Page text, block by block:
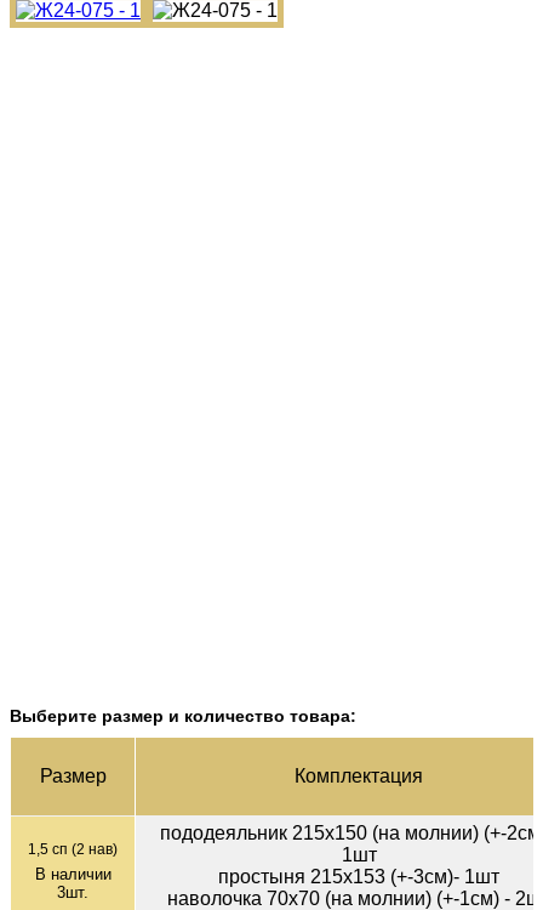
Выберите размер и количество товара:
Раз­мер Ком­плек­тация
1,5 сп (2 нав)
В наличии
3шт.
пододеяльник 215х150 (на молнии) (+-
1шт
простыня 215х153 (+-3см)- 1шт
наволочка 70х70 (на молнии) (+-1см) -